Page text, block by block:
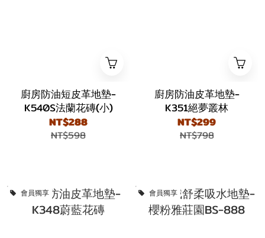
廚房防油短皮革地墊-
K540S法蘭花磚(小)
NT$288
NT$598
廚房防油皮革地墊-
K351絕夢叢林
NT$299
NT$798
會員獨享 會員獨享